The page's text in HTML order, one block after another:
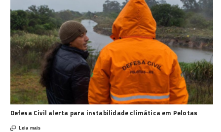
Defesa Civil alerta para instabilidade climática em Pelotas
 Leia mais